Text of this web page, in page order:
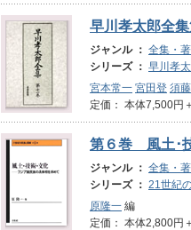
早川孝太郎全
ジャンル ： 全集・
シリーズ ： 早川孝
宮本常一 宮田登 須
定価： 本体7,500
第６巻 風土･
ジャンル ： 全集・
シリーズ ： 21世紀
原隆一 編
定価： 本体2,800